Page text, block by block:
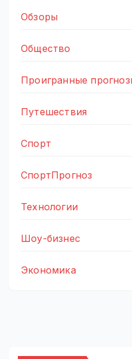
Обзоры
Общество
Проигранные
Путешествия
Спорт
СпортПрогноз
Технологии
Шоу-бизнес
Экономика